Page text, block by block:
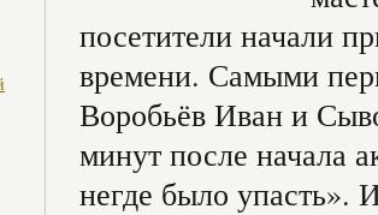
посетители начали
времени. Самыми
Воробьёв Иван и
минут после начала
негде было упасть».